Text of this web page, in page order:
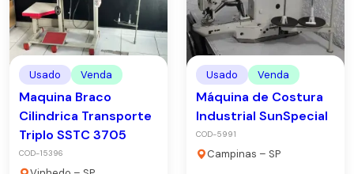
Usado Venda
Maquina Braco
Cilindrica Transporte
Triplo SSTC 3705
COD-15396
Usado Venda
Máquina de Costura
Industrial SunSpecial
COD-5991
Campinas – SP